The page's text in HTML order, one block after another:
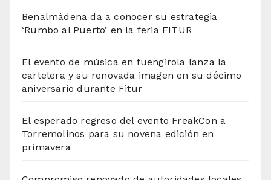
Benalmádena da a conocer su estrategia
‘Rumbo al Puerto’ en la feria FITUR
El evento de música en fuengirola lanza la
cartelera y su renovada imagen en su décimo
aniversario durante Fitur
El esperado regreso del evento FreakCon a
Torremolinos para su novena edición en
primavera